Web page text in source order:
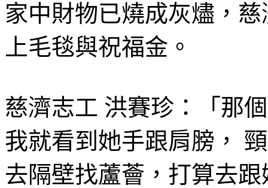
家中財物已燒成灰燼，
上毛毯與祝福金。
慈濟志工 洪賽珍：「那
我就看到她手跟肩膀，
去隔壁找蘆薈，打算去